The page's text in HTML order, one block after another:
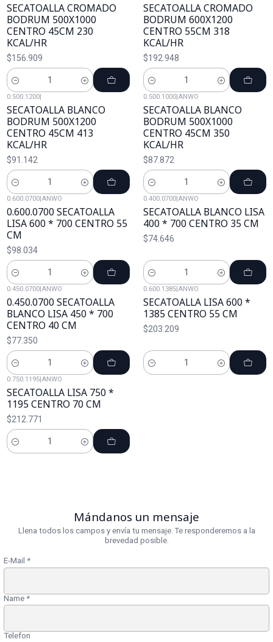
SECATOALLA CROMADO
BODRUM 500X1000
CENTRO 45CM 230
KCAL/HR
$156.909
Cantidad
SECATOALLA CROMADO
BODRUM 600X1200
CENTRO 55CM 318
KCAL/HR
$192.948
Cantidad
0.500.1200
SECATOALLA BLANCO
BODRUM 500X1200
CENTRO 45CM 413
KCAL/HR
$91.142
Cantidad
0.500.1000 ANWO
SECATOALLA BLANCO
BODRUM 500X1000
CENTRO 45CM 350
KCAL/HR
$87.872
Cantidad
0.600.0700 ANWO
0.600.0700 SECATOALLA
LISA 600 * 700 CENTRO 55
CM
$98.034
Cantidad
0.400.0700 ANWO
SECATOALLA BLANCO LISA
400 * 700 CENTRO 35 CM
$74.646
Cantidad
0.450.0700 ANWO
0.450.0700 SECATOALLA
BLANCO LISA 450 * 700
CENTRO 40 CM
$77.350
Cantidad
0.600.1385 ANWO
SECATOALLA LISA 600 *
1385 CENTRO 55 CM
$203.209
Cantidad
0.750.1195 ANWO
SECATOALLA LISA 750 *
1195 CENTRO 70 CM
$212.771
Cantidad
Mándanos un mensaje
Llena todos los campos y envía tu mensaje. Te responderemos a la
brevedad posible.
E-Mail *
Name *
Telefon